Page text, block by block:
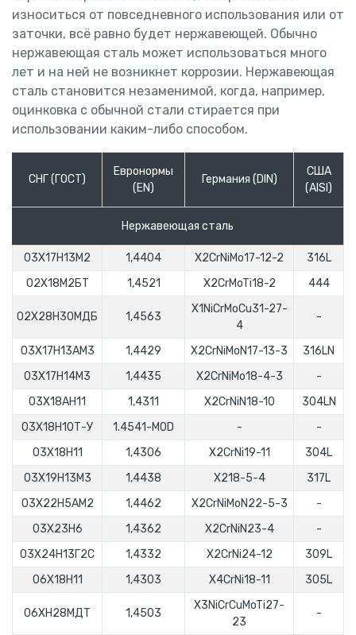
износиться от повседневного использования или от
заточки, всё равно будет нержавеющей. Обычно
нержавеющая сталь может использоваться много
лет и на ней не возникнет коррозии. Нержавеющая
сталь стано­вится незаменимой, когда, например,
оцинковка с обычной стали стира­ется при
использовании каким-либо способом.
СНГ (ГОСТ)
Евронормы
(EN)
Германия (DIN)
США
(AISI)
Нержавеющая сталь
03Х17Н13М2 1,4404 X2CrNiMo17-12-2
316L
02Х18М2БТ
1,4521 X2CrMoTi18-2 444
02Х28Н30МДБ 1,4563
X1NiCrMoCu31-27-
4
-
03Х17Н13АМ3 1,4429 X2CrNiMoN17-13-3
316LN
03Х17Н14М3
1,4435 X2CrNiMo18-4-3
-
03Х18АН11
1,4311 X2CrNiN18-10
304LN
03Х18Н10Т-У
1.4541-MOD -
-
03Х18Н11
1,4306 X2CrNi19-11
304L
03Х19Н13М3
1,4438 X218-5-4
317L
03Х22Н5АМ2
1,4462 X2CrNiMoN22-5-3
-
03Х23Н6
1,4362 X2CrNiN23-4
-
03Х24Н13Г2С
1,4332 Х2CrNi24-12
309L
06Х18Н11
1,4303 X4CrNi18-11 305L
06ХН28МДТ 1,4503
X3NiCrCuMoTi27-
23
-